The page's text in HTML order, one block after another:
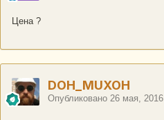
Цена ?
DOH_MUXOH
Опубликовано 26 мая, 2016